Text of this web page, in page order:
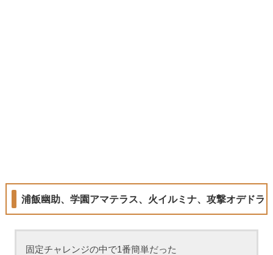
浦飯幽助、学園アマテラス、火イルミナ、攻撃オデドラ
固定チャレンジの中で1番簡単だった